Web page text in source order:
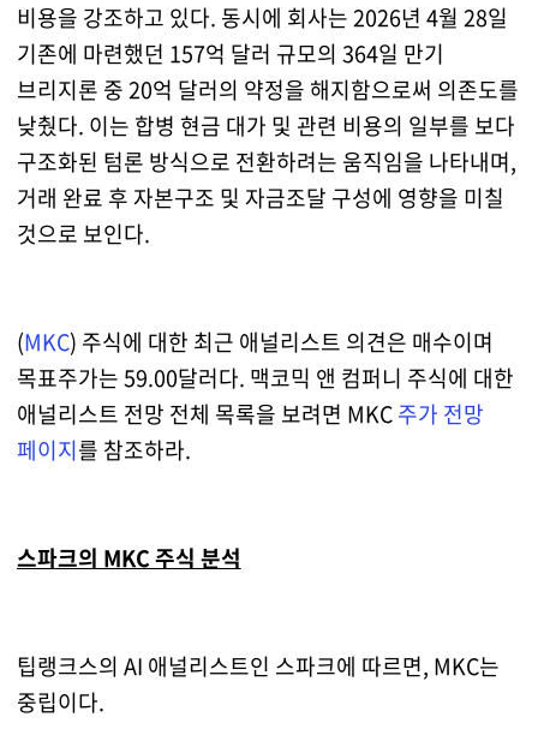
비용을 강조하고 있다. 동시에 회사는 2026년 4월 28일
기존에 마련했던 157억 달러 규모의 364일 만기
브리지론 중 20억 달러의 약정을 해지함으로써 의존도를
낮췄다. 이는 합병 현금 대가 및 관련 비용의 일부를 보다
구조화된 텀론 방식으로 전환하려는 움직임을 나타내며,
거래 완료 후 자본구조 및 자금조달 구성에 영향을 미칠
것으로 보인다.
(MKC) 주식에 대한 최근 애널리스트 의견은 매수이며
목표주가는 59.00달러다. 맥코믹 앤 컴퍼니 주식에 대한
애널리스트 전망 전체 목록을 보려면 MKC주가 전망
페이지를 참조하라.
스파크의 MKC 주식 분석
팁랭크스의 AI 애널리스트인 스파크에 따르면, MKC는
중립이다.